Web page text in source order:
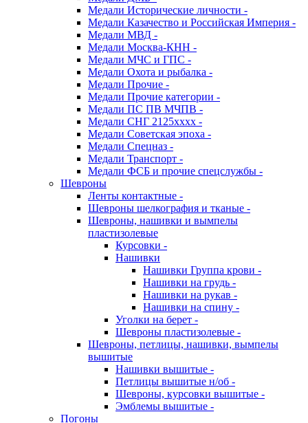
Медали Исторические личности -
Медали Казачество и Российская Империя -
Медали МВД -
Медали Москва-КНН -
Медали МЧС и ГПС -
Медали Охота и рыбалка -
Медали Прочие -
Медали Прочие категории -
Медали ПС ПВ МЧПВ -
Медали СНГ 2125хххх -
Медали Советская эпоха -
Медали Спецназ -
Медали Транспорт -
Медали ФСБ и прочие спецслужбы -
Шевроны
Ленты контактные -
Шевроны шелкография и тканые -
Шевроны, нашивки и вымпелы
пластизолевые
Курсовки -
Нашивки
Нашивки Группа крови -
Нашивки на грудь -
Нашивки на рукав -
Нашивки на спину -
Уголки на берет -
Шевроны пластизолевые -
Шевроны, петлицы, нашивки, вымпелы
вышитые
Нашивки вышитые -
Петлицы вышитые н/об -
Шевроны, курсовки вышитые -
Эмблемы вышитые -
Погоны